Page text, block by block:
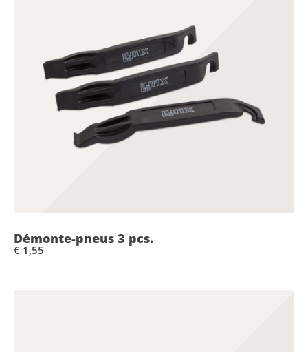
Démonte-pneus 3 pcs.
€ 1,55